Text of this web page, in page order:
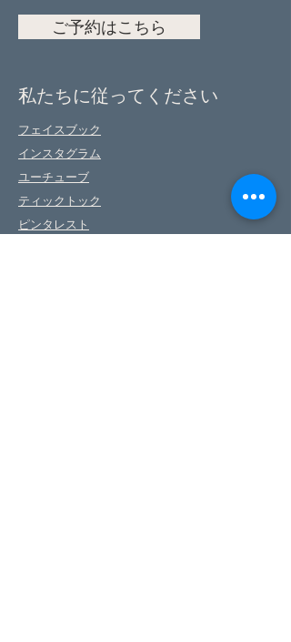
ご予約はこちら
私たちに従ってください
フェイスブック
インスタグラム
ユーチューブ
ティックトック
ピンタレスト